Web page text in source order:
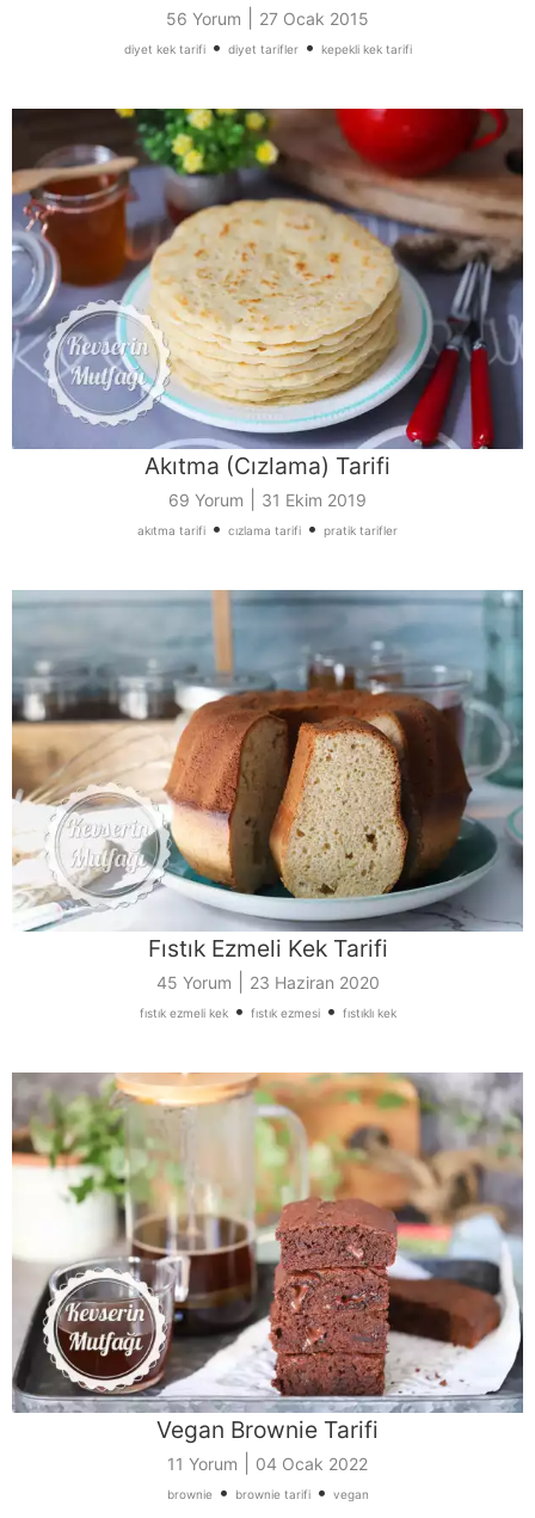
56 Yorum 27 Ocak 2015
diyet kek tarifi• diyet tarifler• kepekli kek tarifi
Akıtma (Cızlama) Tarifi
69 Yorum 31 Ekim 2019
akıtma tarifi • cızlama tarifi • pratik tarifler
Fıstık Ezmeli Kek Tarifi
45 Yorum 23 Haziran 2020
fıstık ezmeli kek• fıstık ezmesi• fıstıklı kek
Vegan Brownie Tarifi
11 Yorum 04 Ocak 2022
brownie• brownie tarifi• vegan